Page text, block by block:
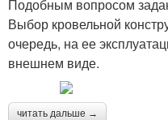
Подобным вопросом
Выбор кровельной
очередь, на ее
внешнем виде.
читать дальше →